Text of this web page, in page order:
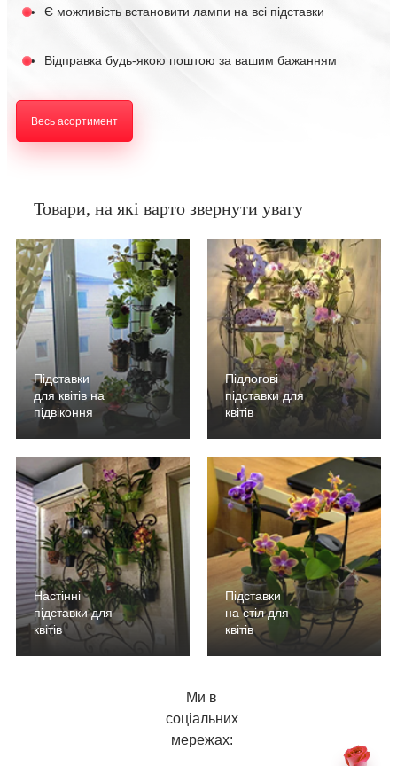
Є можливість встановити лампи на всі підставки
Відправка будь-якою поштою за вашим бажанням
Весь асортимент
Товари, на які варто звернути увагу
Підставки
для квітів на
підвіконня
Підлогові
підставки для
квітів
Настінні
підставки для
квітів
Підставки
на стіл для
квітів
Ми в
соціальних
мережах: